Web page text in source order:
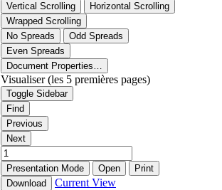
Vertical Scrolling
Horizontal Scrolling
Wrapped Scrolling
No Spreads
Odd Spreads
Even Spreads
Document Properties…
Visualiser (les 5 premières pages)
Toggle Sidebar
Find
Previous
Next
Presentation Mode Open
Print
Download
Current View